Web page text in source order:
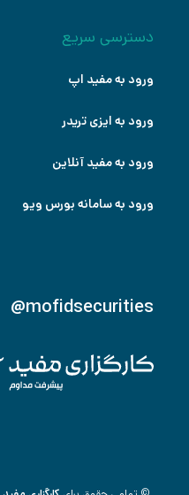
@mofidsecurities
دسترسی سریع
ورود به مفید اپ
ورود به ایزی تریدر
ورود به مفید آنلاین
ورود به سامانه بورس ویو